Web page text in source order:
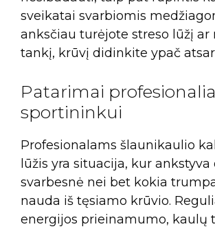
sveikatai svarbiomis
anksčiau turėjote streso lūžį ar
tankį, krūvį didinkite ypač
Patarimai
sportininkui
Profesionalams šlaunikaulio
lūžis yra situacija, kur
svarbesnė nei bet kokia
nauda iš tęsiamo krūvio.
energijos prieinamumo, kaulų